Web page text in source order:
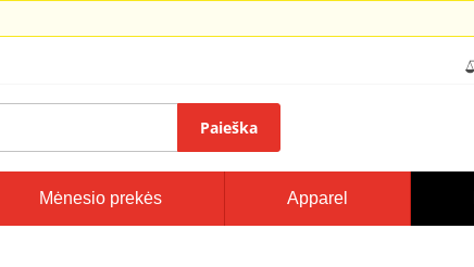
Paieška
Mėnesio prekės Apparel